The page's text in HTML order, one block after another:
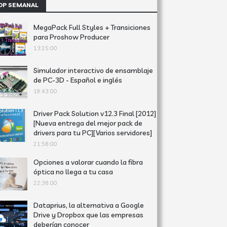
SEMANAL
MegaPack Full Styles + Transiciones
para Proshow Producer
13:25:00
Simulador interactivo de ensamblaje
de PC-3D - Español e inglés
19:43:00
Driver Pack Solution v12.3 Final [2012]
[Nueva entrega del mejor pack de
drivers para tu PC][Varios servidores]
21:56:00
Opciones a valorar cuando la fibra
óptica no llega a tu casa
22:36:00
Dataprius, la alternativa a Google
Drive y Dropbox que las empresas
deberían conocer